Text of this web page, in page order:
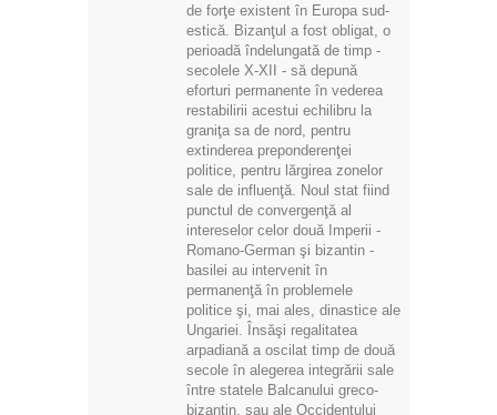
de forţe existent în Europa sud-
estică. Bizanţul a fost obligat, o
perioadă îndelungată de timp -
secolele Χ-ΧΙΙ - să depună
eforturi permanente în vederea
restabilirii acestui echilibru la
graniţa sa de nord, pentru
extinderea preponderenţei
politice, pentru lărgirea zonelor
sale de influenţă. Noul stat fiind
punctul de convergenţă al
intereselor celor două Imperii -
Romano-German şi bizantin -
basilei au intervenit în
permanenţă în problemele
politice şi, mai ales, dinastice ale
Ungariei. Însăşi regalitatea
arpadiană a oscilat timp de două
secole în alegerea integrării sale
între statele Balcanului greco-
bizantin, sau ale Occidentului